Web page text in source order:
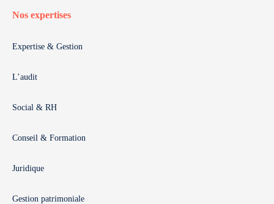
Nos expertises
Expertise & Gestion
L’audit
Social & RH
Conseil & Formation
Juridique
Gestion patrimoniale